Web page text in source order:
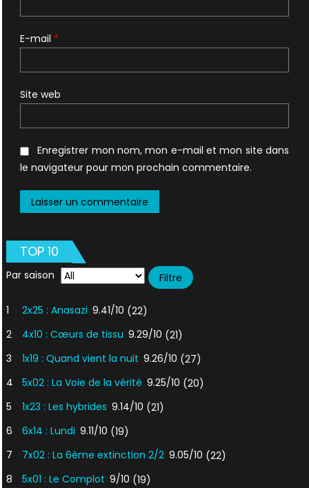
E-mail *
Site web
Enregistrer mon nom, mon e-mail et mon site dans
le navigateur pour mon prochain commentaire.
TOP 10
Par saison
1 2x25 : Anasazi 9.41/10 (22)
2
4x10 : Cœurs de tissu 9.29/10 (21)
3
1x19 : Quand vient la nuit 9.26/10 (27)
4
5x02 : La Voie de la vérité 9.25/10 (20)
5
1x23 : Les hybrides 9.14/10 (21)
6
6x14 : Lundi 9.11/10 (19)
7
7x02 : La 6ème extinction 2/2 9.05/10 (22)
8
5x01 : Le Complot 9/10 (19)